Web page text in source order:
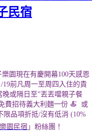
民宿
園現在有慶開幕100天感恩
19前凡周一至周四入住的貴
或隔日至”丟丟噹親子餐
費招待義大利麵一份 🍝 或
限品項折抵/沒有低消 (10%
園民宿 」粉絲團！